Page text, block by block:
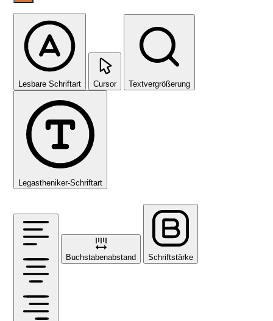
Lesbare Schriftart Cursor Textvergrößerung
Legastheniker-Schriftart
Buchstabenabstand Schriftstärke